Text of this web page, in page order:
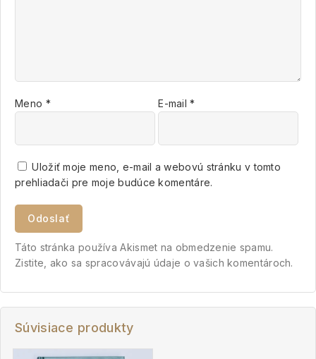
Meno * E-mail*
Uložiť moje meno, e-mail a webovú stránku v tomto
prehliadači pre moje budúce komentáre.
Táto stránka používa Akismet na obmedzenie spamu.
Zistite, ako sa spracovávajú údaje o vašich komentároch.
Súvisiace produkty